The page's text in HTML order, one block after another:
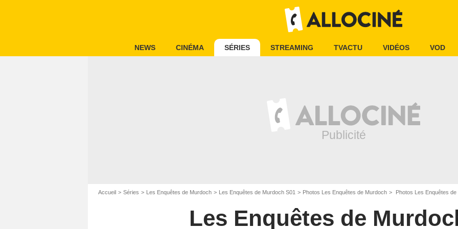
NEWS CINÉMA SÉRIES STREAMING TVACTU VIDÉOS VOD
Accueil Séries Les Enquêtes de Murdoch Les Enquêtes de Murdoch S01 Photos Les Enquêtes de Murdoch Photos Les Enquêtes de
Les Enquêtes de